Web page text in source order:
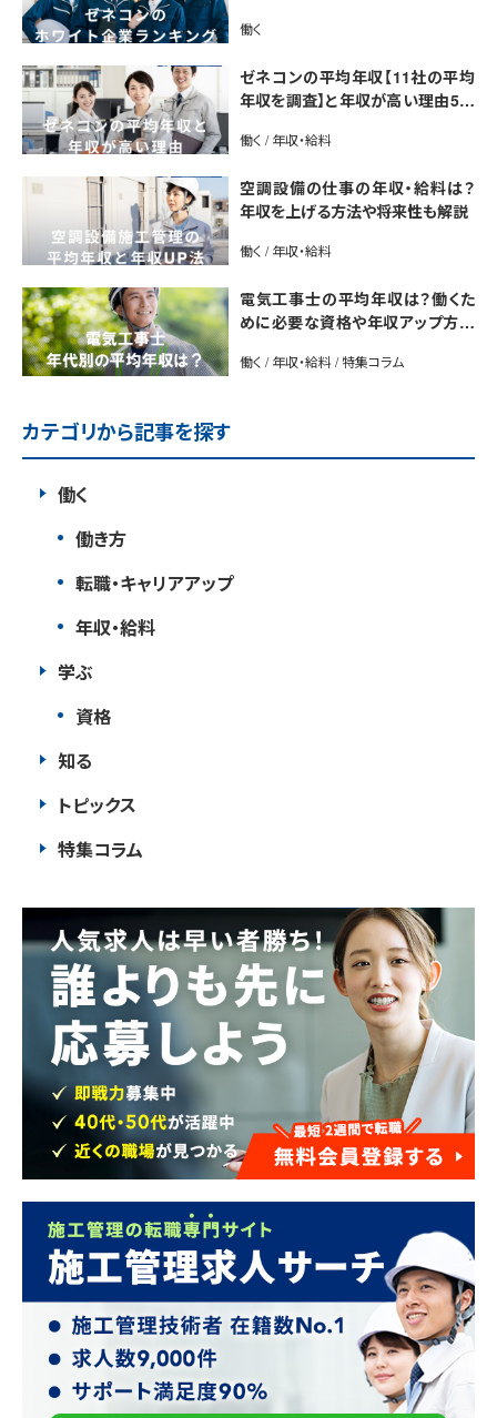
働く
ゼネコンの平均年収【11社の平均
年収を調査】と年収が高い理由5選
働く / 年収・給料
空調設備の仕事の年収・給料は？
年収を上げる方法や将来性も解説
働く / 年収・給料
電気工事士の平均年収は？働くた
めに必要な資格や年収アップ方法
働く / 年収・給料 / 特集コラム
カテゴリから記事を探す
働く
働き方
転職・キャリアアップ
年収・給料
学ぶ
資格
知る
トピックス
特集コラム